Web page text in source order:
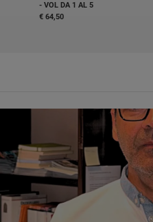
- VOL DA 1 AL 5
€ 64,50